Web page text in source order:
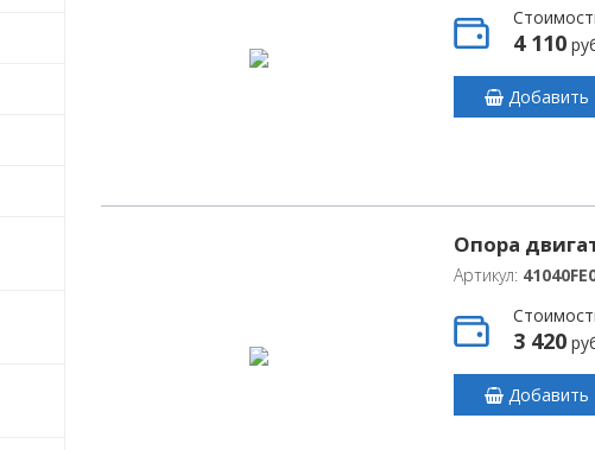
4 110
Добавить
Опора
Артикул:
3 420
Добавить